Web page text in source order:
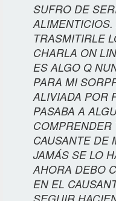
SUFRO DE
TRASMITIRLE
CHARLA ON
ES ALGO Q
PARA MI
ALIVIADA POR
PASABA A
CAUSANTE DE
JAMÁS SE LO
AHORA DEBO
EN EL